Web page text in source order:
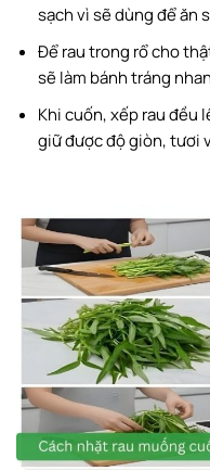
sạch vì sẽ dùng để ăn
Để rau trong rổ cho
sẽ làm bánh tráng
Khi cuốn, xếp rau đều
giữ được độ giòn, tươi